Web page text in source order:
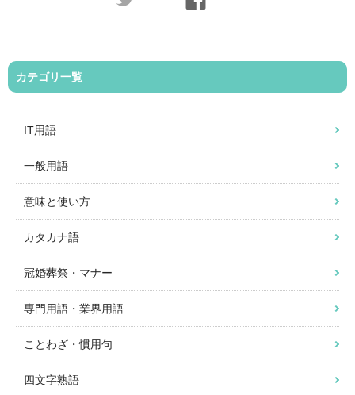
カテゴリ一覧
IT用語
一般用語
意味と使い方
カタカナ語
冠婚葬祭・マナー
専門用語・業界用語
ことわざ・慣用句
四文字熟語